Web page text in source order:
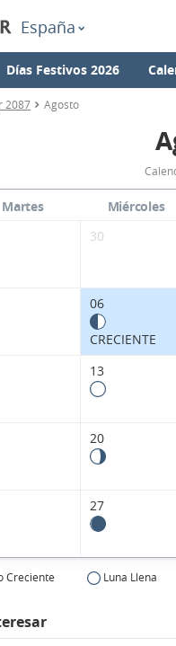
España
Días Festivos 2026
2087 Agosto
Martes Miércoles
30
06
CRECIENTE
13
20
27
Creciente Luna Llena